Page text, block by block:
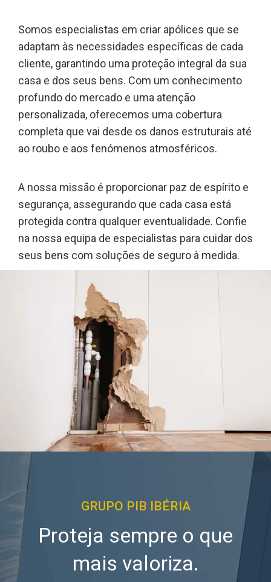
Somos especialistas em criar apólices que se
adaptam às necessidades específicas de cada
cliente, garantindo uma proteção integral da sua
casa e dos seus bens. Com um conhecimento
profundo do mercado e uma atenção
personalizada, oferecemos uma cobertura
completa que vai desde os danos estruturais até
ao roubo e aos fenómenos atmosféricos.
A nossa missão é proporcionar paz de espírito e
segurança, assegurando que cada casa está
protegida contra qualquer eventualidade. Confie
na nossa equipa de especialistas para cuidar dos
seus bens com soluções de seguro à medida.
GRUPO PIB IBÉRIA
Proteja sempre o que
mais valoriza.